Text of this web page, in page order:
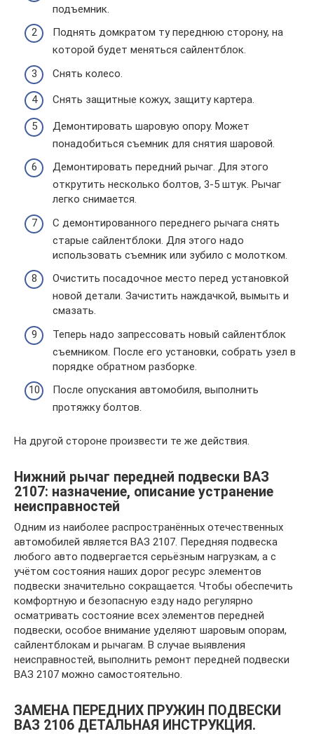
подъемник.
Поднять домкратом ту переднюю сторону, на
которой будет меняться сайлентблок.
Снять колесо.
Снять защитные кожух, защиту картера.
Демонтировать шаровую опору. Может
понадобиться съемник для снятия шаровой.
Демонтировать передний рычаг. Для этого
открутить несколько болтов, 3-5 штук. Рычаг
легко снимается.
С демонтированного переднего рычага снять
старые сайлентблоки. Для этого надо
использовать съемник или зубило с молотком.
Очистить посадочное место перед установкой
новой детали. Зачистить наждачкой, вымыть и
смазать.
Теперь надо запрессовать новый сайлентблок
съемником. После его установки, собрать узел в
порядке обратном разборке.
После опускания автомобиля, выполнить
протяжку болтов.
На другой стороне произвести те же действия.
Нижний рычаг передней подвески ВАЗ
2107: назначение, описание устранение
неисправностей
Одним из наиболее распространённых отечественных
автомобилей является ВАЗ 2107. Передняя подвеска
любого авто подвергается серьёзным нагрузкам, а с
учётом состояния наших дорог ресурс элементов
подвески значительно сокращается. Чтобы обеспечить
комфортную и безопасную езду надо регулярно
осматривать состояние всех элементов передней
подвески, особое внимание уделяют шаровым опорам,
сайлентблокам и рычагам. В случае выявления
неисправностей, выполнить ремонт передней подвески
ВАЗ 2107 можно самостоятельно.
ЗАМЕНА ПЕРЕДНИХ ПРУЖИН ПОДВЕСКИ
ВАЗ 2106 ДЕТАЛЬНАЯ ИНСТРУКЦИЯ.